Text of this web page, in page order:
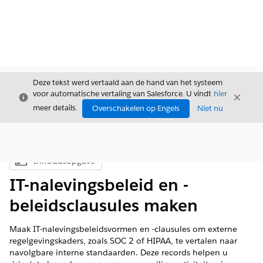
Sluiten
Deze tekst werd vertaald aan de hand van het systeem
voor automatische vertaling van Salesforce. U vindt hier
meer details.
Overschakelen op Engels Niet nu
Sluiten
Inhoudsopgave weergeven
Inhoudsopgave
IT-nalevingsbeleid en -
beleidsclausules maken
Maak IT-nalevingsbeleidsvormen en -clausules om externe
regelgevingskaders, zoals SOC 2 of HIPAA, te vertalen naar
navolgbare interne standaarden. Deze records helpen u